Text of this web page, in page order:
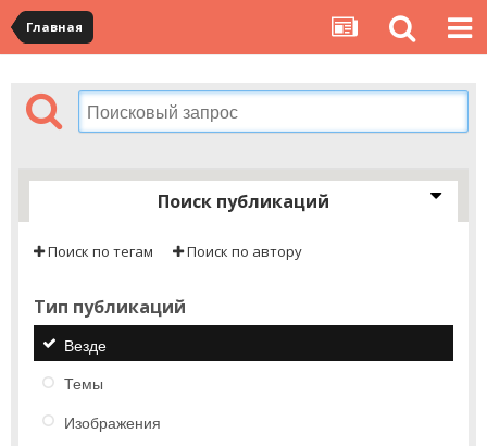
Главная
Поиск публикаций
Поиск по тегам Поиск по автору
Тип публикаций
Везде
Темы
Изображения